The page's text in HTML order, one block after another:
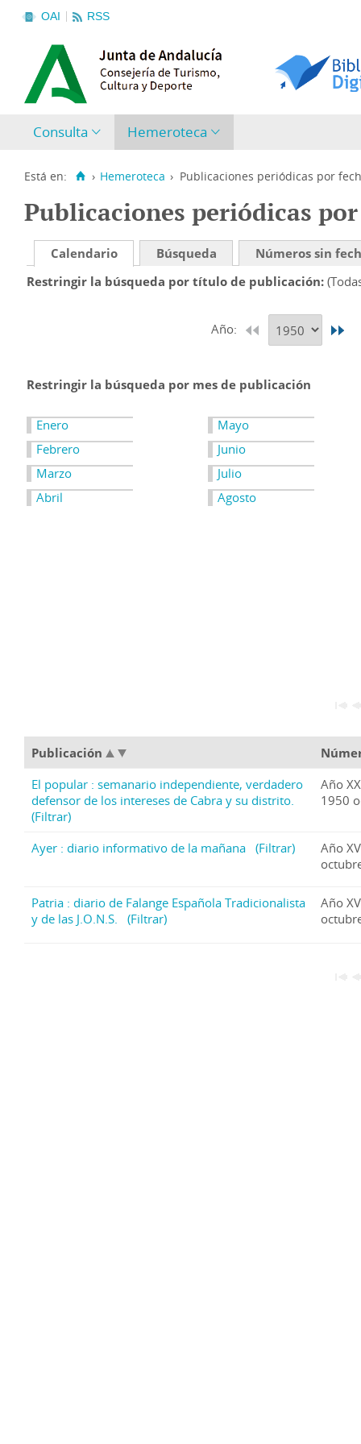
OAI RSS
Consulta Hemeroteca
Está en: › Hemeroteca › Publicaciones periódicas por
Publicaciones periódicas
Calendario Búsqueda
Números sin
Restringir la búsqueda por título de publicación
Año:
Restringir la búsqueda por mes de publicación
Enero
Febrero
Marzo
Abril
Mayo
Junio
Julio
Agosto
Publicación
El popular : semanario independiente, verdadero
defensor de los intereses de Cabra y su distrito.
(Filtrar)
Año
1950
Ayer : diario informativo de la mañana (Filtrar)
Año
Patria : diario de Falange Española Tradicionalista
y de las J.O.N.S.
(Filtrar)
Año